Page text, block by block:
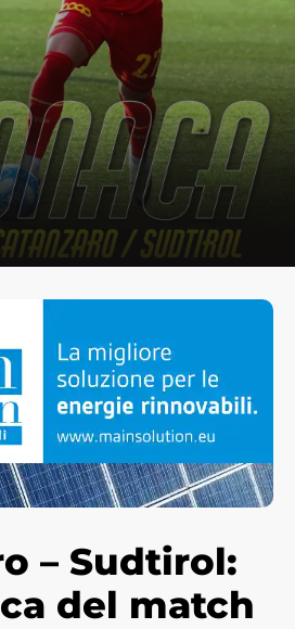
– Sudtirol:
del match